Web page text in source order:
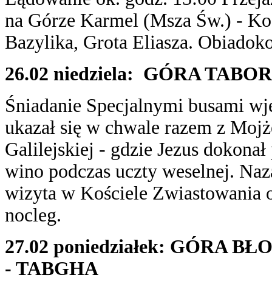
na Górze Karmel (Msza Św.) -
Bazylika, Grota Eliasza.
26.02 niedziela: GÓRA
Śniadanie Specjalnymi busami
ukazał się w chwale razem z
Galilejskiej - gdzie Jezus
wino podczas uczty weselnej.
wizyta w Kościele Zwiastowania
nocleg.
27.02 poniedziałek: GÓRA
- TABGHA